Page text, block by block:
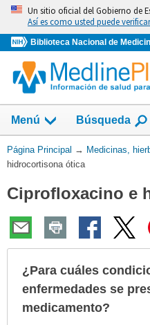
Omita
vaya
al
Contenido
Un sitio oficial del Gobierno de
Así es como usted puede
Biblioteca Nacional de
Menú
Mostrar
campo
de
Búsqueda
Usted
está
Página Principal → Medicinas,
hidrocortisona ótica
Ciprofloxacino e
¿Para cuáles
enfermedades se
medicamento?